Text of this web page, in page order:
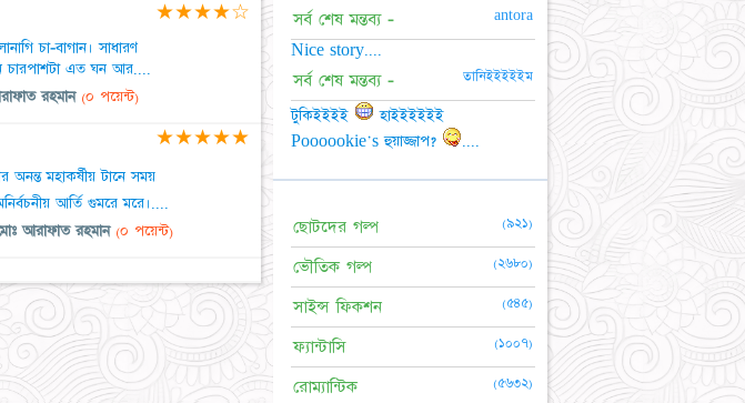
চা-বাগান। সাধারণ
চারপাশটা এত ঘন আর....
রহমান (০ পয়েন্ট)
★★★★☆
অনন্ত মহাকর্ষীয় টানে সময়
আর্তি গুমরে মরে।....
আরাফাত রহমান (০ পয়েন্ট)
★★★★★
সর্ব শেষ মন্তব্য - antora
Nice story....
সর্ব শেষ মন্তব্য - তানিইইইইইম
টুকিইইইই
হাইইইইইই
Poooookie's হুয়াজ্জাপ?
....
ছোটদের গল্প (৯২১)
ভৌতিক গল্প (২৬৮০)
সাইন্স ফিকশন (৫৪৫)
ফ্যান্টাসি (১০০৭)
রোম্যান্টিক (৫৬৩২)